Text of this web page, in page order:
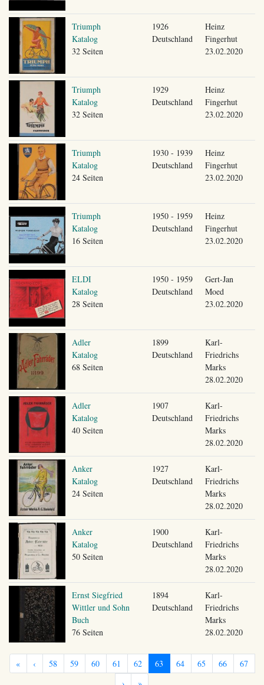
Triumph
Katalog
32 Seiten
1926
Deutschland
Heinz
Fingerhut
23.02.2020
Triumph
Katalog
32 Seiten
1929
Deutschland
Heinz
Fingerhut
23.02.2020
Triumph
Katalog
24 Seiten
1930 - 1939
Deutschland
Heinz
Fingerhut
23.02.2020
Triumph
Katalog
16 Seiten
1950 - 1959
Deutschland
Heinz
Fingerhut
23.02.2020
ELDI
Katalog
28 Seiten
1950 - 1959
Deutschland
Gert-Jan
Moed
23.02.2020
Adler
Katalog
68 Seiten
1899
Deutschland
Karl-
Friedrichs
Marks
28.02.2020
Adler
Katalog
40 Seiten
1907
Deutschland
Karl-
Friedrichs
Marks
28.02.2020
Anker
Katalog
24 Seiten
1927
Deutschland
Karl-
Friedrichs
Marks
28.02.2020
Anker
Katalog
50 Seiten
1900
Deutschland
Karl-
Friedrichs
Marks
28.02.2020
Ernst Siegfried
Wittler und Sohn
Buch
76 Seiten
1894
Deutschland
Karl-
Friedrichs
Marks
28.02.2020
« ‹ 58 59 60 61 62 63 64 65 66
67
›
»